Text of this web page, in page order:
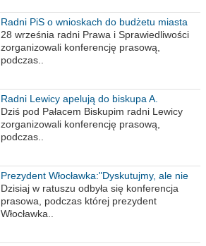
Radni PiS o wnioskach do budżetu miasta
na 2021 rok
28 września radni Prawa i Sprawiedliwości
zorganizowali konferencję prasową,
podczas..
Radni Lewicy apelują do biskupa A.
Wiesława Meringa
Dziś pod Pałacem Biskupim radni Lewicy
zorganizowali konferencję prasową,
podczas..
Prezydent Włocławka:"Dyskutujmy, ale nie
obrażajmy się”
Dzisiaj w ratuszu odbyła się konferencja
prasowa, podczas której prezydent
Włocławka..